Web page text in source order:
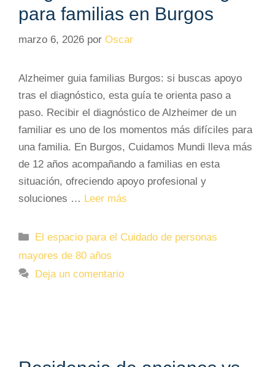
para familias en Burgos
marzo 6, 2026 por Oscar
Alzheimer guia familias Burgos: si buscas apoyo
tras el diagnóstico, esta guía te orienta paso a
paso. Recibir el diagnóstico de Alzheimer de un
familiar es uno de los momentos más difíciles para
una familia. En Burgos, Cuidamos Mundi lleva más
de 12 años acompañando a familias en esta
situación, ofreciendo apoyo profesional y
soluciones … Leer más
Categorías
El espacio para el Cuidado de personas
mayores de 80 años
Deja un comentario